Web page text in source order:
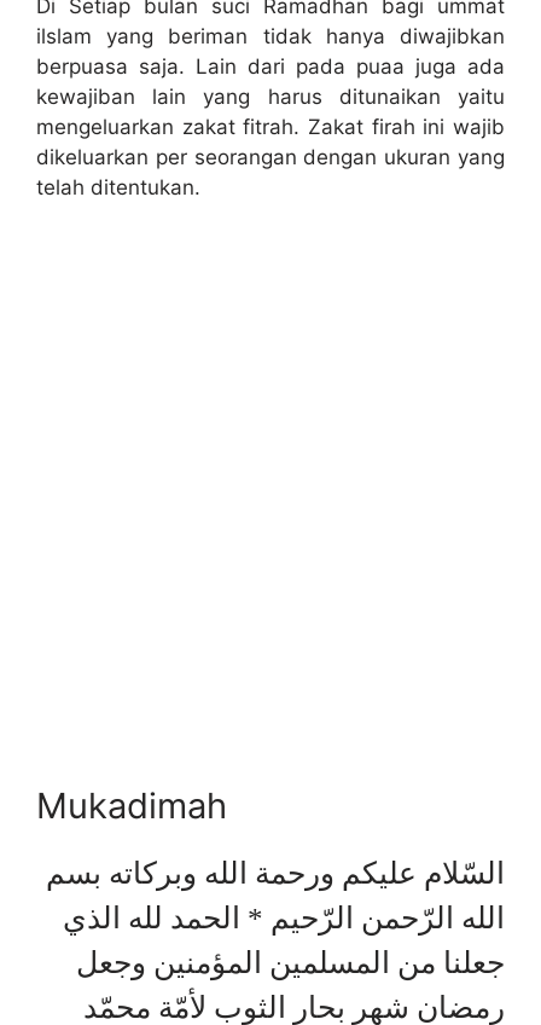
Di Setiap bulan suci Ramadhan bagi ummat
ilslam yang beriman tidak hanya diwajibkan
berpuasa saja. Lain dari pada puaa juga ada
kewajiban lain yang harus ditunaikan yaitu
mengeluarkan zakat fitrah. Zakat firah ini wajib
dikeluarkan per seorangan dengan ukuran yang
telah ditentukan.
Mukadimah
السّلام عليكم ورحمة الله وبركاته بسم
الله الرّحمن الرّحيم * الحمد لله الذي
جعلنا من المسلمين المؤمنين وجعل
رمضان شهر بحار الثوب لأمّة محمّد